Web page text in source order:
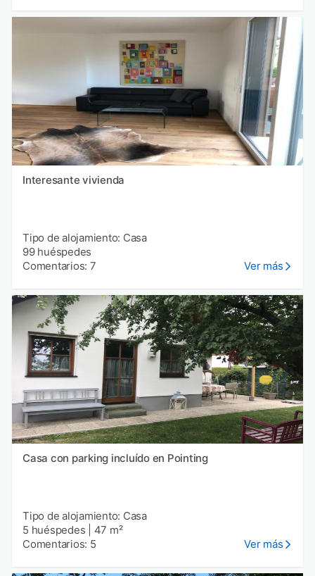
Interesante vivienda
Tipo de alojamiento: Casa
99 huéspedes
Comentarios: 7
Ver más
Casa con parking incluído en Pointing
Tipo de alojamiento: Casa
5 huéspedes
47 m²
Comentarios: 5
Ver más